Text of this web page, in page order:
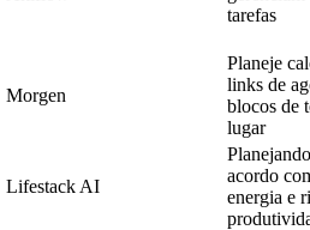
tarefas
Morgen
Planeje
links de
blocos de
lugar
Lifestack AI
acordo
energia e